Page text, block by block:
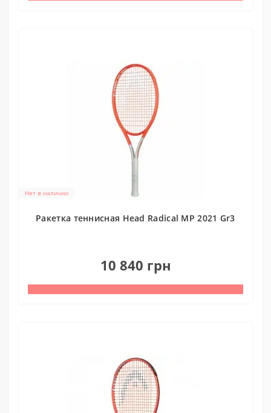
Нет в наличии
Ракетка теннисная Head Radical MP 2021 Gr3
10 840 грн